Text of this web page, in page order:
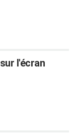
l'écran